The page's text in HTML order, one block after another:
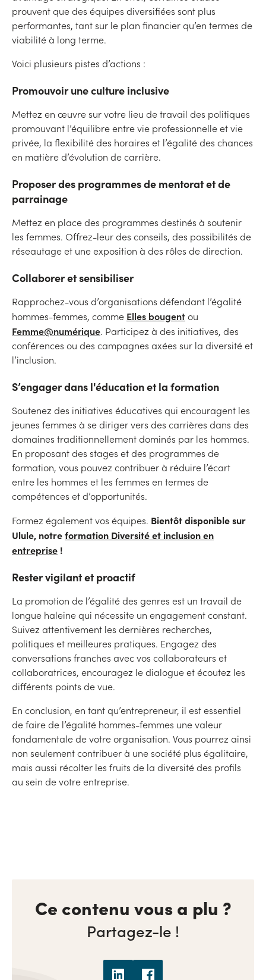
prouvent que des équipes diversifiées sont plus
performantes, tant sur le plan financier qu’en termes de
viabilité à long terme.
Voici plusieurs pistes d’actions :
Promouvoir une culture inclusive
Mettez en œuvre sur votre lieu de travail des politiques
promouvant l’équilibre entre vie professionnelle et vie
privée, la flexibilité des horaires et l’égalité des chances
en matière d’évolution de carrière.
Proposer des programmes de mentorat et de
parrainage
Mettez en place des programmes destinés à soutenir
les femmes. Offrez-leur des conseils, des possibilités de
réseautage et une exposition à des rôles de direction.
Collaborer et sensibiliser
Rapprochez-vous d’organisations défendant l’égalité
hommes-femmes, comme Elles bougentou
Femme@numérique. Participez à des initiatives, des
conférences ou des campagnes axées sur la diversité et
l’inclusion.
S’engager dans l'éducation et la formation
Soutenez des initiatives éducatives qui encouragent les
jeunes femmes à se diriger vers des carrières dans des
domaines traditionnellement dominés par les hommes.
En proposant des stages et des programmes de
formation, vous pouvez contribuer à réduire l’écart
entre les hommes et les femmes en termes de
compétences et d’opportunités.
Formez également vos équipes. Bientôt disponible sur
Ulule, notreformation Diversité et inclusion en
entreprise !
Rester vigilant et proactif
La promotion de l’égalité des genres est un travail de
longue haleine qui nécessite un engagement constant.
Suivez attentivement les dernières recherches,
politiques et meilleures pratiques. Engagez des
conversations franches avec vos collaborateurs et
collaboratrices, encouragez le dialogue et écoutez les
différents points de vue.
En conclusion, en tant qu’entrepreneur, il est essentiel
de faire de l’égalité hommes-femmes une valeur
fondamentale de votre organisation. Vous pourrez ainsi
non seulement contribuer à une société plus égalitaire,
mais aussi récolter les fruits de la diversité des profils
au sein de votre entreprise.
Ce contenu vous a plu ?
Partagez-le !